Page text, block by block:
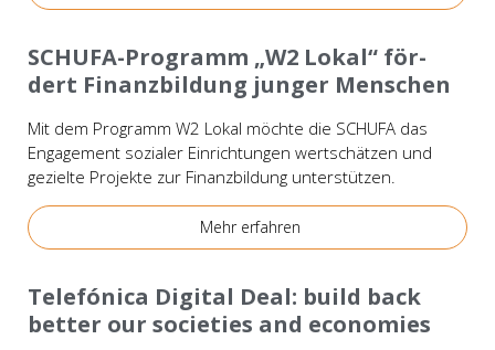
SCHUFA-Pro­­gramm „W2 Lokal“ för­
dert Finanz­bil­dung jun­ger Men­schen
Mit dem Pro­gramm W2 Lokal möch­te die SCHUFA das
Enga­ge­ment sozia­ler Ein­rich­tun­gen wert­schät­zen und
geziel­te Pro­jek­te zur Finanz­bil­dung unter­stüt­zen.
Mehr erfah­ren
Tele­fó­ni­ca Digi­tal Deal: build back
bet­ter our socie­ties and eco­no­mies